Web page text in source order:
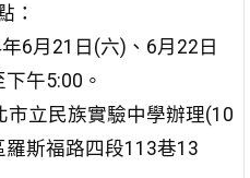
：
6月21日(六)、6月22日
午5:00。
市立民族實驗中學辦理(10
羅斯福路四段113巷13